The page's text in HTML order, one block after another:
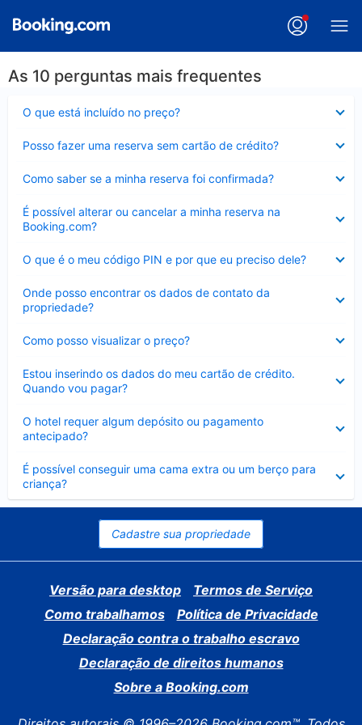
As 10 perguntas mais frequentes
O que está incluído no preço?
Posso fazer uma reserva sem cartão de crédito?
Como saber se a minha reserva foi confirmada?
É possível alterar ou cancelar a minha reserva na
Booking.com?
Contraído
O que é o meu código PIN e por que eu preciso dele?
Onde posso encontrar os dados de contato da
propriedade?
Como posso visualizar o preço?
Estou inserindo os dados do meu cartão de crédito.
Quando vou pagar?
O hotel requer algum depósito ou pagamento
antecipado?
É possível conseguir uma cama extra ou um berço para
criança?
Contraído
Cadastre sua propriedade
Versão para desktop
Termos de Serviço
Como trabalhamos
Política de Privacidade
Declaração contra o trabalho escravo
Declaração de direitos humanos
Sobre a Booking.com